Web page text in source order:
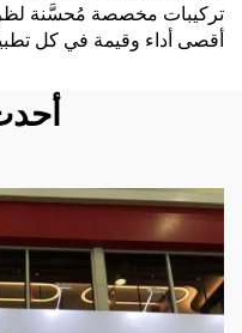
تركيبات مخصصة مُحسَّنة
أقصى أداء وقيمة في كل